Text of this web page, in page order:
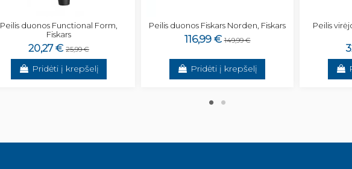
Peilis duonos Functional Form,
Fiskars
20,27 € 25,99 €
Pridėti į krepšelį
Peilis duonos Fiskars Norden, Fiskars
116,99 € 149,99 €
Pridėti į krepšelį
Peilis